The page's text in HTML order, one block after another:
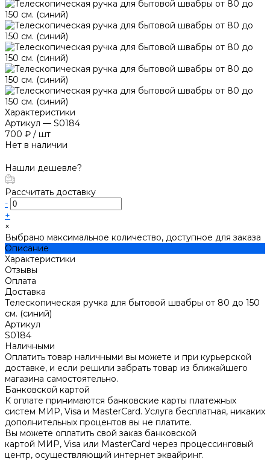
Характеристики
Артикул — S0184
700 ₽ / шт
Нет в наличии
Нашли дешевле?
Рассчитать доставку
-
+
×
Выбрано максимальное количество, доступное для заказа
Описание
Характеристики
Отзывы
Оплата
Доставка
Телескопическая ручка для бытовой швабры от 80 до 150
см. (синий)
Артикул
S0184
Наличными
Оплатить товар наличными вы можете и при курьерской
доставке, и если решили забрать товар из ближайшего
магазина самостоятельно.
Банковской картой
К оплате принимаются банковские карты платежных
систем МИР, Visa и MasterCard. Услуга бесплатная, никаких
дополнительных процентов вы не платите.
Вы можете оплатить свой заказ банковской
картой МИР, Visa или MasterCard через процессинговый
центр, осуществляющий интернет эквайринг.